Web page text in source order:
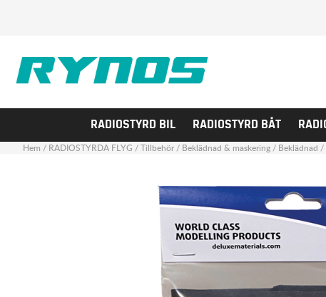
RADIOSTYRD BIL RADIOSTYRD BÅT
Hem / RADIOSTYRDA FLYG /Tillbehör/ Beklädnad & maskering/ Beklädnad /